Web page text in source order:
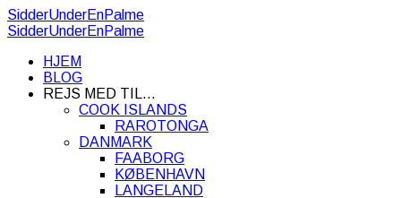
SidderUnderEnPalme
SidderUnderEnPalme
HJEM
BLOG
REJS MED TIL…
COOK ISLANDS
RAROTONGA
DANMARK
FAABORG
KØBENHAVN
LANGELAND